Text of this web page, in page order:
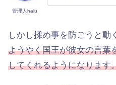
管理人halu
しかし揉め事を防ごうと動
ようやく国王が彼女の言葉
してくれるようになります